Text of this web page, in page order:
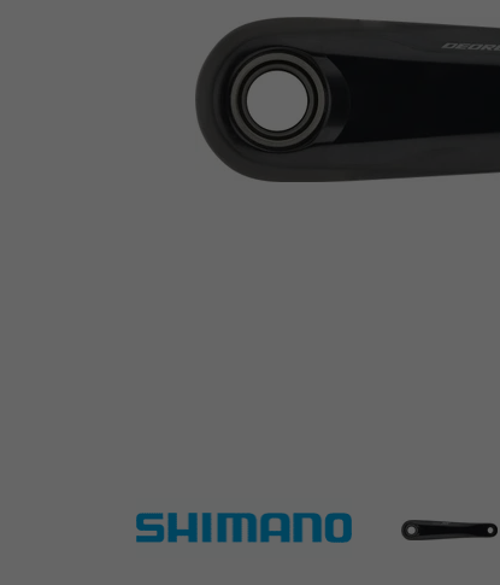
Shimano